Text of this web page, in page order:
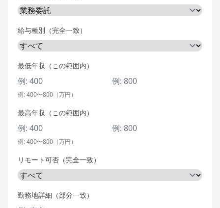
給与種別（完全一致）
最低年収（この範囲内）
例: 400〜800（万円）
最高年収（この範囲内）
例: 400〜800（万円）
リモート可否（完全一致）
勤務地詳細（部分一致）